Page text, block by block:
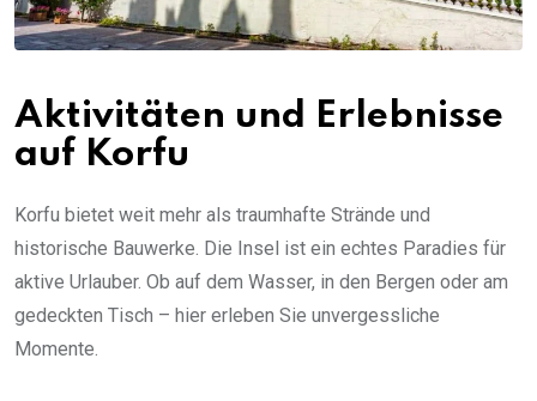
Aktivitäten und Erlebnisse
auf Korfu
Korfu bietet weit mehr als traumhafte Strände und
historische Bauwerke. Die Insel ist ein echtes Paradies für
aktive Urlauber. Ob auf dem Wasser, in den Bergen oder am
gedeckten Tisch – hier erleben Sie unvergessliche
Momente.